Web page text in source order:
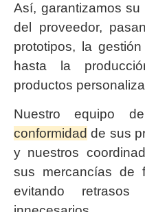
Así, garantizamos su
del proveedor,
prototipos, la
hasta la
productos
Nuestro equipo
conformidad de sus
y nuestros
sus mercancías de
evitando